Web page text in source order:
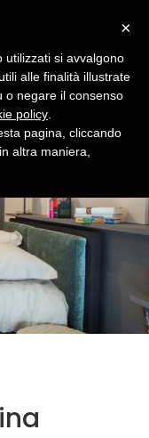
×
utilizzati si avvalgono
alle finalità illustrate
o negare il consenso
policy
pagina, cliccando
altra maniera,